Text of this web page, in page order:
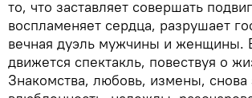
то, что заставляет совершать
воспламеняет сердца, разрушает
вечная дуэль мужчины и женщины.
движется спектакль, повествуя о
Знакомства, любовь, измены, снова